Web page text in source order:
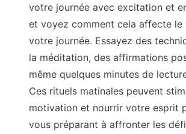
votre journée avec excitation et
et voyez comment cela affecte le
votre journée. Essayez des
la méditation, des affirmations
même quelques minutes de
Ces rituels matinales peuvent
motivation et nourrir votre esprit
vous préparant à affronter les